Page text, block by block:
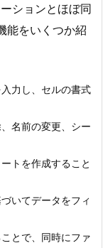
ションとほぼ同
能をいくつか紹
力し、セルの書式
名前の変更、シー
トを作成すること
いてデータをフィ
とで、同時にファ